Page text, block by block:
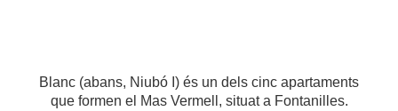
Blanc (abans, Niubó I) és un dels cinc apartaments
que formen el Mas Vermell, situat a Fontanilles.